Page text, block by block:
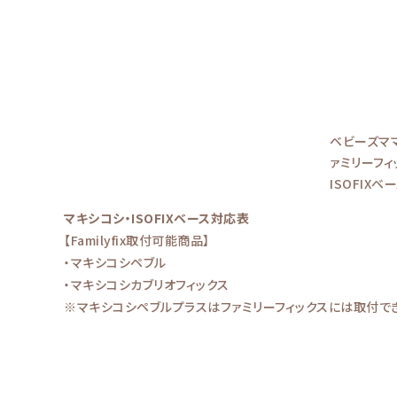
ベビーズマ
ァミリーフ
ISOFIXベー
マキシコシ・ISOFIXベース対応表
【Familyfix取付可能商品】
・マキシコシペブル
・マキシコシカブリオフィックス
※マキシコシペブルプラスはファミリーフィックスには取付で